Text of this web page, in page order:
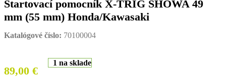
Štartovací pomocník X-TRIG SHOWA 49
mm (55 mm) Honda/Kawasaki
Katalógové číslo: 70100004
89,00 €
1 na sklade